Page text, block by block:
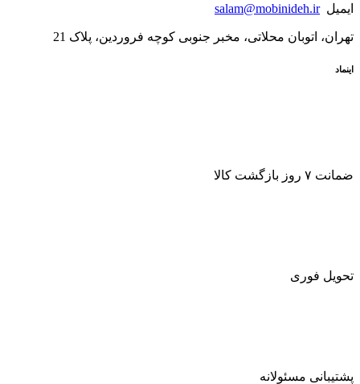
ایمیلsalam@mobinideh.ir
تهران، اتوبان محلاتی، مخبر جنوبی کوچه فروردین، پلاک 21
اینماد
ضمانت ۷ روز بازگشت کالا
تحویل فوری
پشتیبانی مسئولانه